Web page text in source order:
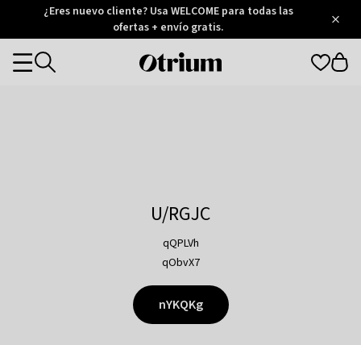
Otrium
Trustpilot
¿Eres nuevo cliente? Usa WELCOME para todas las
ofertas + envío gratis.
Otrium
Categories
U/RGJC
qQPLVh
qObvX7
nYKQKg